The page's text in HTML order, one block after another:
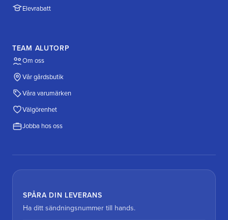
Elevrabatt
TEAM ALUTORP
Om oss
Vår gårdsbutik
Våra varumärken
Välgörenhet
Jobba hos oss
SPÅRA DIN LEVERANS
Ha ditt sändningsnummer till hands.